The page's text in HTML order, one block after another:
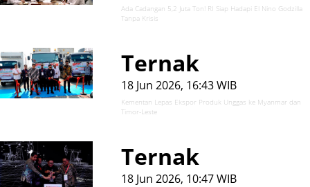
Ada Cadangan 5,2 Juta Ton! RI Siap Hadapi El Nino Godzilla
Tanpa Krisis
Ternak
18 Jun 2026, 16:43 WIB
Kementan Lepas Ekspor Produk Unggas ke Myanmar dan
Timor-Leste
Ternak
18 Jun 2026, 10:47 WIB